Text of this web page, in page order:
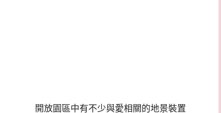
開放園區中有不少與愛相關的地景裝置